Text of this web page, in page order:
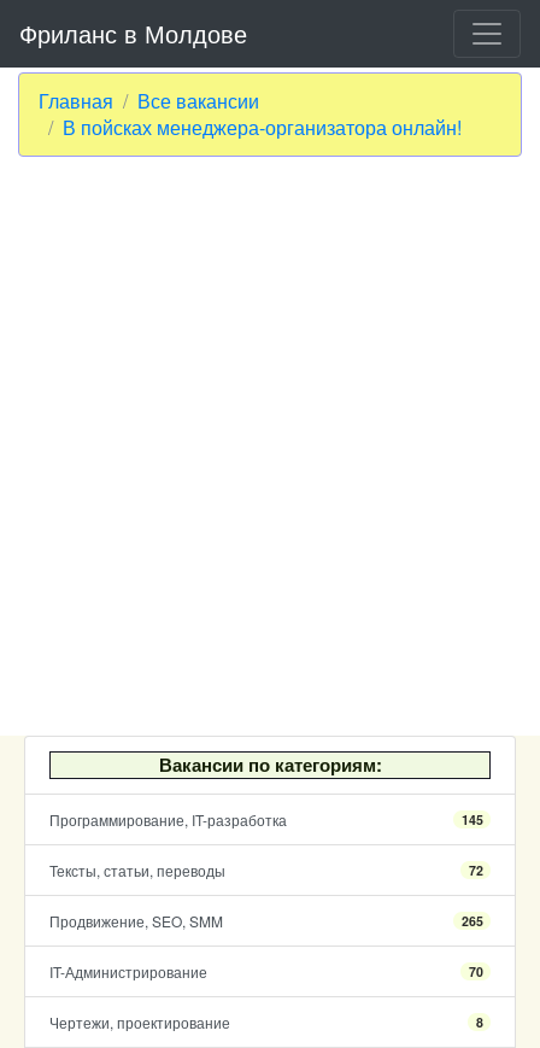
Фриланс в Молдове
Главная
Все вакансии
В пойсках менеджера-организатора онлайн!
Вакансии по категориям:
Программирование, IT-разработка 145
Тексты, статьи, переводы 72
Продвижение, SEO, SMM 265
IT-Администрирование 70
Чертежи, проектирование 8